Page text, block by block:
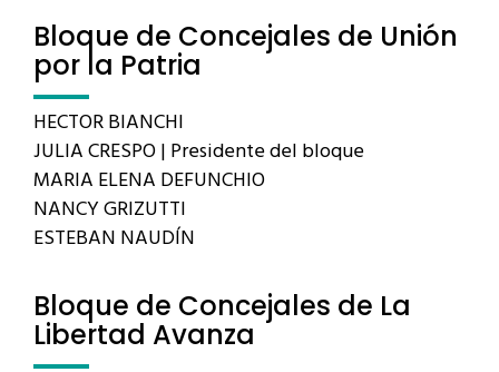
Bloque de Concejales de Unión
por la Patria
HECTOR BIANCHI
JULIA CRESPO | Presidente del bloque
MARIA ELENA DEFUNCHIO
NANCY GRIZUTTI
ESTEBAN NAUDÍN
Bloque de Concejales de La
Libertad Avanza